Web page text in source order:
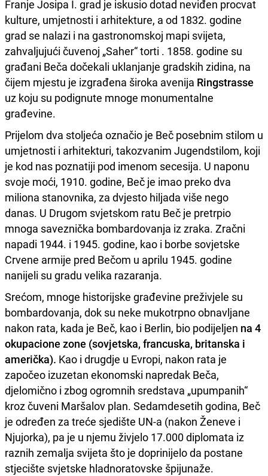
Franje Josipa I. grad je iskusio dotad neviđen procvat
kulture, umjetnosti i arhitekture, a od 1832. godine
grad se nalazi i na gastronomskoj mapi svijeta,
zahvaljujući čuvenoj „Saher“ torti . 1858. godine su
građani Beča dočekali uklanjanje gradskih zidina, na
čijem mjestu je izgrađena široka avenija Ringstrasse
uz koju su podignute mnoge monumentalne
građevine.
Prijelom dva stoljeća označio je Beč posebnim stilom u
umjetnosti i arhitekturi, takozvanim Jugendstilom, koji
je kod nas poznatiji pod imenom secesija. U naponu
svoje moći, 1910. godine, Beč je imao preko dva
miliona stanovnika, za dvjesto hiljada više nego
danas. U Drugom svjetskom ratu Beč je pretrpio
mnoga saveznička bombardovanja iz zraka. Zračni
napadi 1944. i 1945. godine, kao i borbe sovjetske
Crvene armije pred Bečom u aprilu 1945. godine
nanijeli su gradu velika razaranja.
Srećom, mnoge historijske građevine preživjele su
bombardovanja, dok su neke mukotrpno obnavljane
nakon rata, kada je Beč, kao i Berlin, bio podijeljen na 4
okupacione zone (sovjetska, francuska, britanska i
američka). Kao i drugdje u Evropi, nakon rata je
započeo izuzetan ekonomski napredak Beča,
djelomično i zbog ogromnih sredstava „upumpanih“
kroz čuveni Maršalov plan. Sedamdesetih godina, Beč
je određen za treće sjedište UN-a (nakon Ženeve i
Njujorka), pa je u njemu živjelo 17.000 diplomata iz
raznih zemalja svijeta što je doprinijelo da postane
stjecište svjetske hladnoratovske špijunaže.